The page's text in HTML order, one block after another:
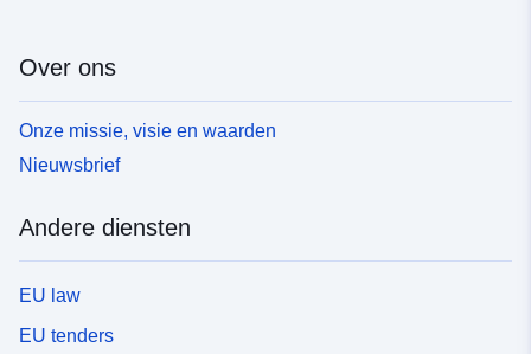
Over ons
Onze missie, visie en waarden
Nieuwsbrief
Andere diensten
EU law
EU tenders